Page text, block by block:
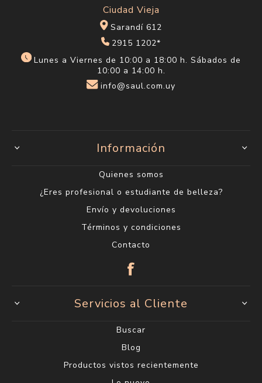
Ciudad Vieja
Sarandí 612
2915 1202*
Lunes a Viernes de 10:00 a 18:00 h. Sábados de
10:00 a 14:00 h.
info@saul.com.uy
Información
Quienes somos
¿Eres profesional o estudiante de belleza?
Envío y devoluciones
Términos y condiciones
Contacto
Servicios al Cliente
Buscar
Blog
Productos vistos recientemente